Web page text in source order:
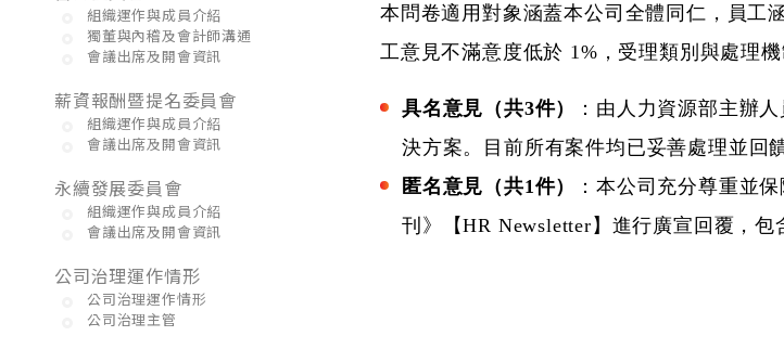
組織運作與成員介紹
獨董與內稽及會計師溝通
會議出席及開會資訊
薪資報酬暨提名委員會
組織運作與成員介紹
會議出席及開會資訊
永續發展委員會
組織運作與成員介紹
會議出席及開會資訊
公司治理運作情形
公司治理運作情形
公司治理主管
本問卷適用對象涵蓋本公司全體同仁，員工
工意見不滿意度低於 1%，受理類別與處理機
具名意見（共3件）
：由人力資源部主辦
決方案。目前所有案件均已妥善處理並回
匿名意見（共1件）
：本公司充分尊重並
刊》【HR Newsletter】進行廣宣回覆，